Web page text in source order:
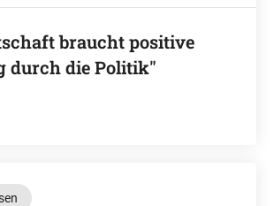
braucht positive
durch die Politik"